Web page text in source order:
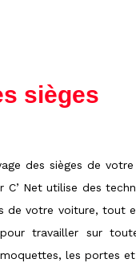
sièges
des sièges de
C’ Net utilise des
de votre voiture, tout
travailler sur
les portes